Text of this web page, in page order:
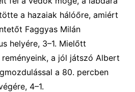
a hazaiak hálóőre, amiért
Faggyas Milán
helyére, 3–1. Mielőtt
a jól játszó Albert
a 80. percben
4–1.